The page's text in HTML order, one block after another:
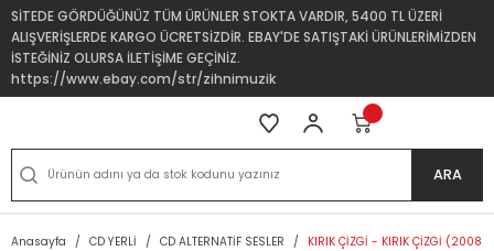
SİTEDE GÖRDÜĞÜNÜZ TÜM ÜRÜNLER STOKTA VARDIR, 5400 TL ÜZERİ
ALIŞVERİŞLERDE KARGO ÜCRETSİZDİR. EBAY'DE SATIŞTAKİ ÜRÜNLERİMİZDEN
İSTEĞİNİZ OLURSA İLETİŞİME GEÇİNİZ.
https://www.ebay.com/str/zihnimuzik
ARA
Anasayfa CD YERLİ CD ALTERNATİF SESLER KIRIK ÇİZGİ - KIRIK ÇİZGİ (2008) -